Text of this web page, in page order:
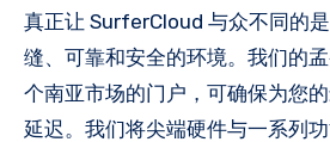
真正让 SurferCloud 与众不同的
缝、可靠和安全的环境。我们的
个南亚市场的门户，可确保为您
延迟。我们将尖端硬件与一系列